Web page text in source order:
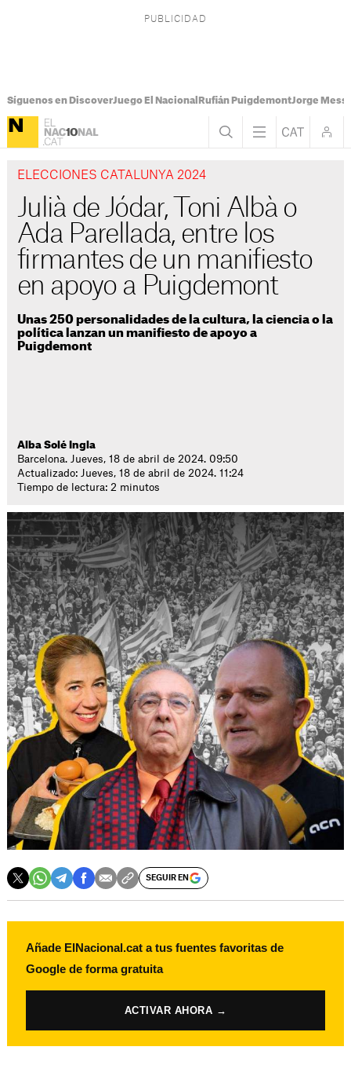
Síguenos en DiscoverJuego El Nacional Rufián PuigdemontJorge Messi
ELECCIONES CATALUNYA 2024
Julià de Jódar, Toni Albà o
Ada Parellada, entre los
firmantes de un manifiesto
en apoyo a Puigdemont
Unas 250 personalidades de la cultura, la ciencia o la
política lanzan un manifiesto de apoyo a
Puigdemont
Alba Solé Ingla
Barcelona. Jueves, 18 de abril de 2024. 09:50
Actualizado: Jueves, 18 de abril de 2024. 11:24
Tiempo de lectura: 2 minutos
SEGUIR EN
Añade ElNacional.cat a tus fuentes favoritas de
Google de forma gratuita
ACTIVAR AHORA →